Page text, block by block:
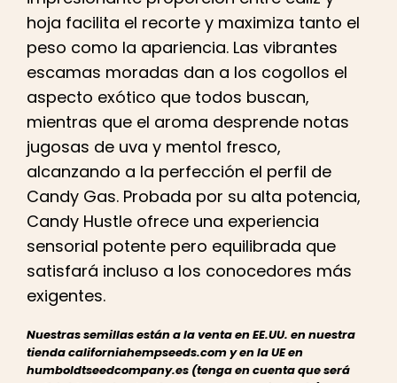
hoja facilita el recorte y maximiza tanto el
peso como la apariencia. Las vibrantes
escamas moradas dan a los cogollos el
aspecto exótico que todos buscan,
mientras que el aroma desprende notas
jugosas de uva y mentol fresco,
alcanzando a la perfección el perfil de
Candy Gas. Probada por su alta potencia,
Candy Hustle ofrece una experiencia
sensorial potente pero equilibrada que
satisfará incluso a los conocedores más
exigentes.
Nuestras semillas están a la venta en EE.UU. en nuestra
tienda californiahempseeds.com y en la UE en
humboldtseedcompany.es (tenga en cuenta que será